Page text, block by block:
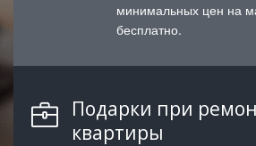
минимальных цен на
бесплатно.
Подарки при
квартиры